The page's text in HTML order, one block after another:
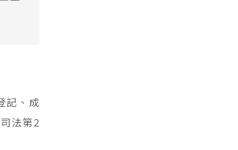
記、成
法第2